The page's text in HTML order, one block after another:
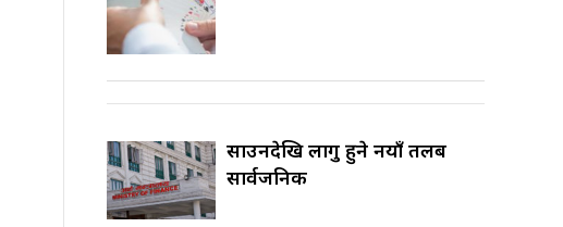
साउनदेखि लागु हुने नयाँ तलब
सार्वजनिक